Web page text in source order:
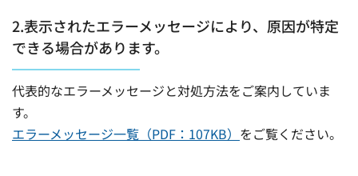
2.表示されたエラーメッセージにより、原因が特定
できる場合があります。
代表的なエラーメッセージと対処方法をご案内していま
す。
エラーメッセージ一覧（PDF：107KB） をご覧ください。